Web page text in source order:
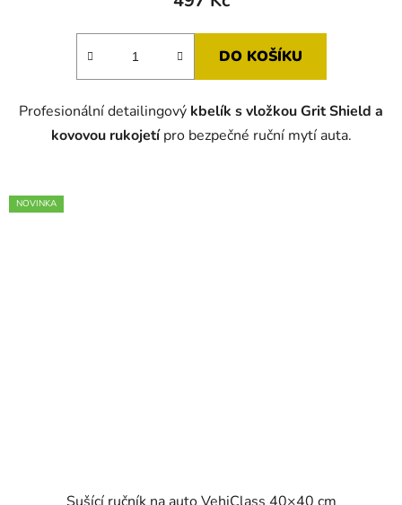
5,0
hvězdiček.
DO KOŠÍKU
Profesionální detailingový kbelík s vložkou Grit Shield a
kovovou rukojetí pro bezpečné ruční mytí auta.
NOVINKA
Sušící ručník na auto VehiClass 40×40 cm